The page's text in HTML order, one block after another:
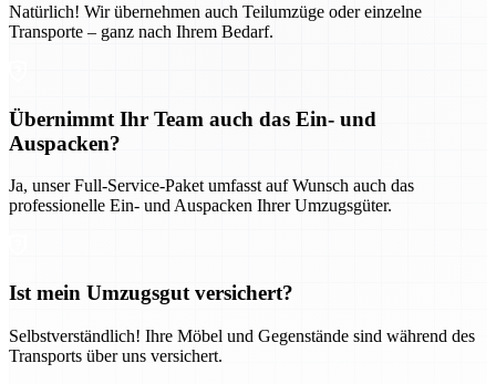
Natürlich! Wir übernehmen auch Teilumzüge oder einzelne
Transporte – ganz nach Ihrem Bedarf.
Übernimmt Ihr Team auch das Ein- und
Auspacken?
Ja, unser Full-Service-Paket umfasst auf Wunsch auch das
professionelle Ein- und Auspacken Ihrer Umzugsgüter.
Ist mein Umzugsgut versichert?
Selbstverständlich! Ihre Möbel und Gegenstände sind während des
Transports über uns versichert.